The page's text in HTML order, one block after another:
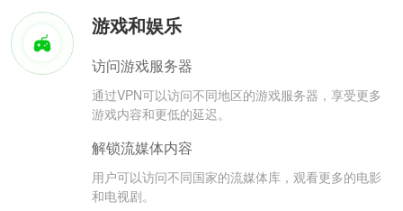
游戏和娱乐
访问游戏服务器
通过VPN可以访问不同地区的游戏服务器，享受更多
游戏内容和更低的延迟。
解锁流媒体内容
用户可以访问不同国家的流媒体库，观看更多的电影
和电视剧。